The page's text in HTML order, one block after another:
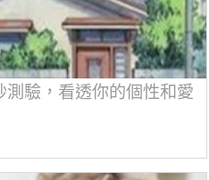
驗，看透你的個性和愛